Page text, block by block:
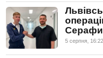
5 серпня, 16:22